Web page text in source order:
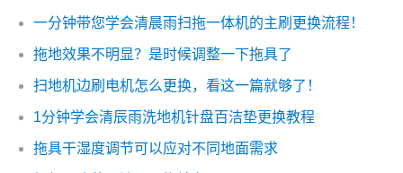
一分钟带您学会清晨雨扫拖一体机的主刷更换流程！
拖地效果不明显？是时候调整一下拖具了
扫地机边刷电机怎么更换，看这一篇就够了！
1分钟学会清辰雨洗地机针盘百洁垫更换教程
拖具干湿度调节可以应对不同地面需求